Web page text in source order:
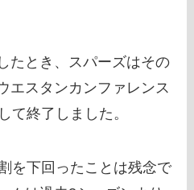
たとき、スパーズはその
エスタンカンファレンス
て終了しました。
を下回ったことは残念で